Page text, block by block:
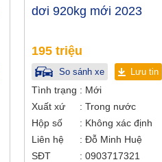
dơi 920kg mới 2023
195 triệu
So sánh xe Lưu tin
Tình trạng
Mới
Xuất xứ
Trong nước
Hộp số
Không xác định
Liên hệ
Đỗ Minh Huệ
SĐT
0903717321